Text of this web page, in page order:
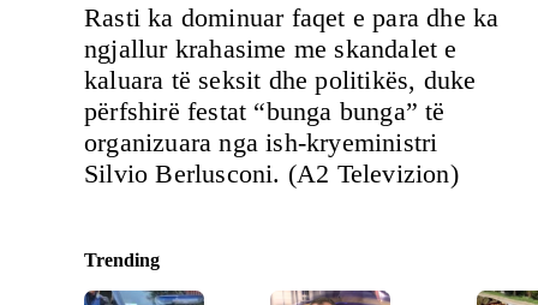
Rasti ka dominuar faqet e para dhe ka
ngjallur krahasime me skandalet e
kaluara të seksit dhe politikës, duke
përfshirë festat “bunga bunga” të
organizuara nga ish-kryeministri
Silvio Berlusconi. (A2 Televizion)
Trending